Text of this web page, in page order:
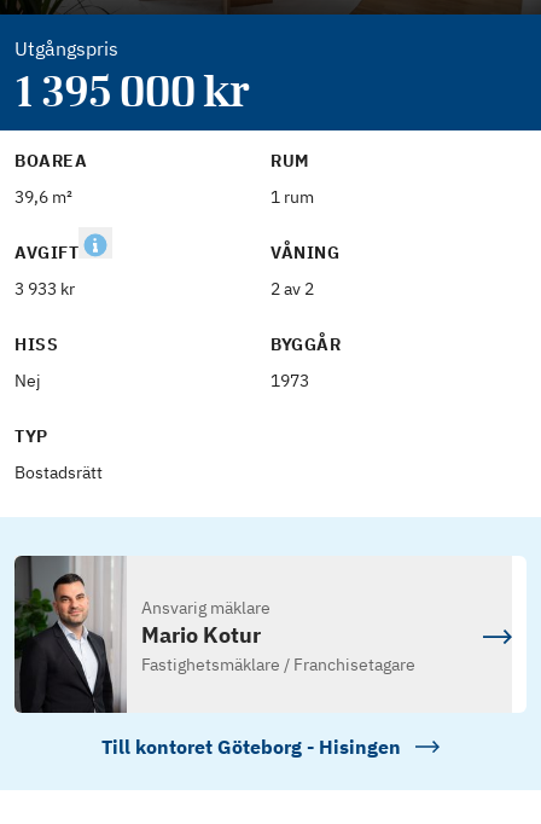
Utgångspris
1 395 000kr
BOAREA
39,6 m²
RUM
1 rum
AVGIFT
3 933 kr
VÅNING
2 av 2
HISS
Nej
BYGGÅR
1973
TYP
Bostadsrätt
Ansvarig mäklare
Mario Kotur
Fastighetsmäklare / Franchisetagare
Till kontoret Göteborg - Hisingen